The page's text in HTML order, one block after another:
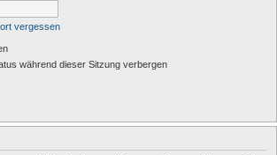
vergessen
während dieser Sitzung verbergen